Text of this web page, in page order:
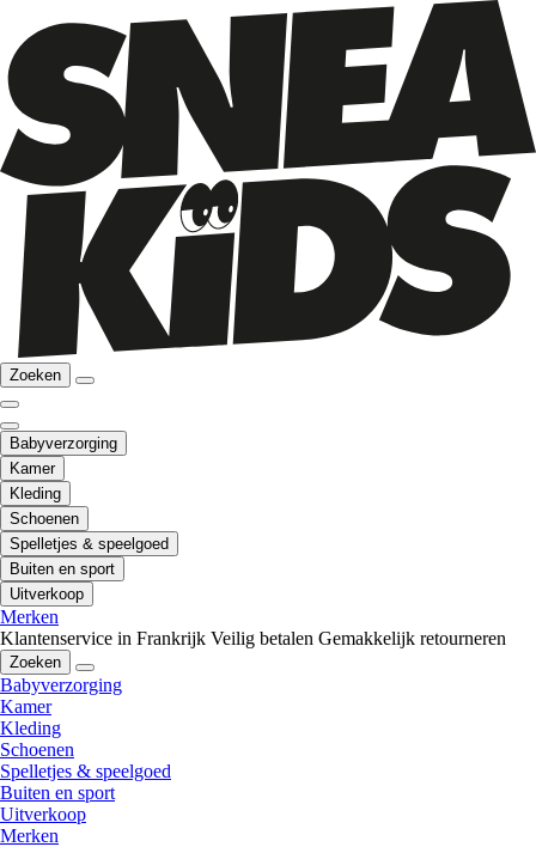
Zoeken
Babyverzorging
Kamer
Kleding
Schoenen
Spelletjes & speelgoed
Buiten en sport
Uitverkoop
Merken
Klantenservice in Frankrijk Veilig betalen Gemakkelijk retourneren
Zoeken
Babyverzorging
Kamer
Kleding
Schoenen
Spelletjes & speelgoed
Buiten en sport
Uitverkoop
Merken